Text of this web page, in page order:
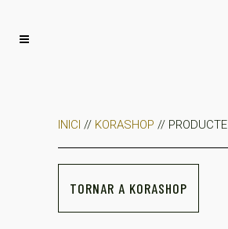
INICI // KORASHOP // PRODUCTE
TORNAR A KORASHOP